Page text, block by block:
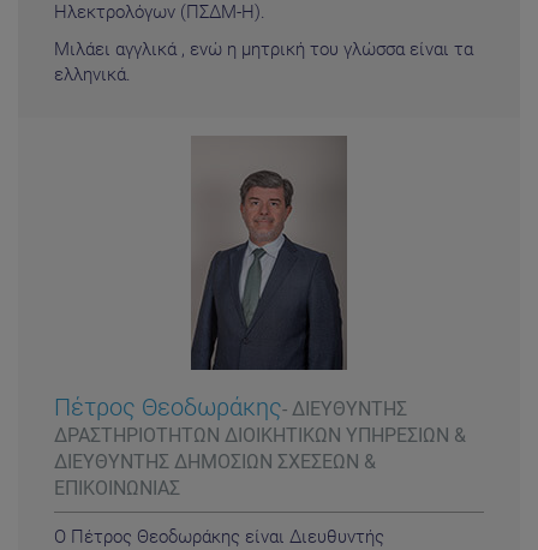
Ηλεκτρολόγων (ΠΣΔΜ-Η).
Μιλάει αγγλικά , ενώ η μητρική του γλώσσα είναι τα
ελληνικά.
Πέτρος Θεοδωράκης- ΔΙΕΥΘΥΝΤΗΣ
ΔΡΑΣΤΗΡΙΟΤΗΤΩΝ ΔΙΟΙΚΗΤΙΚΩΝ ΥΠΗΡΕΣΙΩΝ &
ΔΙΕΥΘΥΝΤΗΣ ΔΗΜΟΣΙΩΝ ΣΧΕΣΕΩΝ &
ΕΠΙΚΟΙΝΩΝΙΑΣ
Ο Πέτρος Θεοδωράκης είναι Διευθυντής